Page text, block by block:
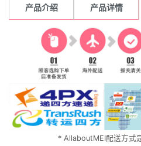
产品介绍 产品详情
* AllaboutMEI配送方式